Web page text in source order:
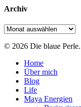
Archiv
Archiv
© 2026 Die blaue
Close
Menu
Home
Über mich
Blog
Life
Maya Energien